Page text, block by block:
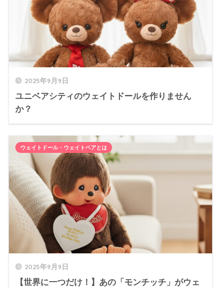
2025年9月9日
ユニベアシティのウェイトドールを作りません
か？
2025年9月9日
【世界に一つだけ！】あの「モンチッチ」がウェ
ウェイトドール・ウェイトベアとは